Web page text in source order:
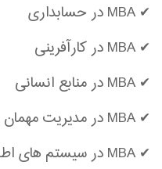
✔ MBA در حسابداری
✔ MBA در کارآفرینی
✔ MBA در منابع انسانی
✔ MBA در مدیریت مهمان نوازی
✔ MBA در سیستم های اطلاعاتی